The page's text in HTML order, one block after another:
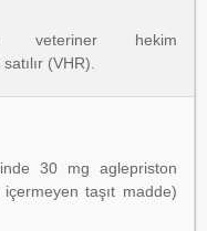
veteriner hekim
(VHR).
30 mg aglepriston
taşıt madde)